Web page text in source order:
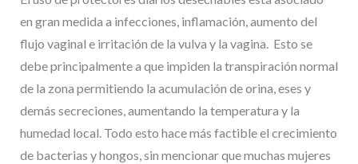
en gran medida a infecciones, inflamación, aumento del
flujo vaginal e irritación de la vulva y la vagina. Esto se
debe principalmente a que impiden la transpiración normal
de la zona permitiendo la acumulación de orina, eses y
demás secreciones, aumentando la temperatura y la
humedad local. Todo esto hace más factible el crecimiento
de bacterias y hongos, sin mencionar que muchas mujeres